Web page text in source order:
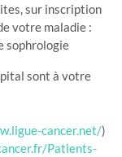
sur inscription
votre maladie :
sophrologie
sont à votre
cancer.net/)
Patients-